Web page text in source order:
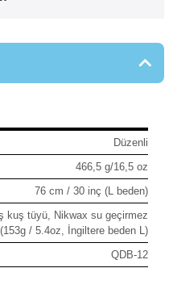
Tutucu
Para Taşıma Çantası
Düzenli
466,5 g/16,5 oz
76 cm / 30 inç (L beden)
kuş tüyü, Nikwax su geçirmez
/ 5.4oz, İngiltere beden L)
QDB-12